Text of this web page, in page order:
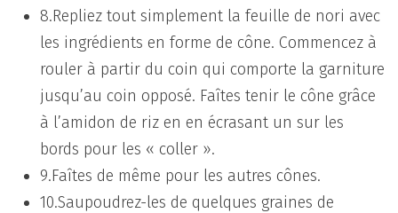
8.Repliez tout simplement la feuille de nori avec
les ingrédients en forme de cône. Commencez à
rouler à partir du coin qui comporte la garniture
jusqu’au coin opposé. Faîtes tenir le cône grâce
à l’amidon de riz en en écrasant un sur les
bords pour les « coller ».
9.Faîtes de même pour les autres cônes.
10.Saupoudrez-les de quelques graines de